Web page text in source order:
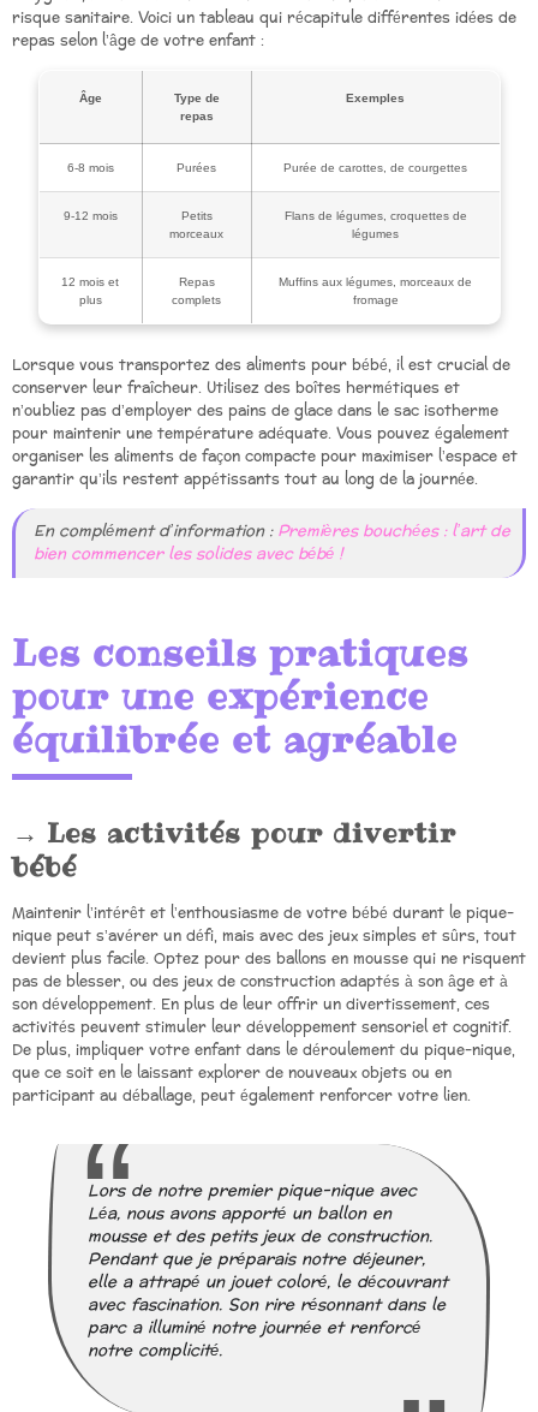
risque sanitaire. Voici un tableau qui récapitule différentes idées de
repas selon l’âge de votre enfant :
Âge
Type de
repas
Exemples
6-8 mois Purées Purée de carottes, de courgettes
9-12 mois
Petits
morceaux
Flans de légumes, croquettes de
légumes
12 mois et
plus
Repas
complets
Muffins aux légumes, morceaux de
fromage
Lorsque vous transportez des aliments pour bébé, il est crucial de
conserver leur fraîcheur. Utilisez des boîtes hermétiques et
n’oubliez pas d’employer des pains de glace dans le sac isotherme
pour maintenir une température adéquate. Vous pouvez également
organiser les aliments de façon compacte pour maximiser l’espace et
garantir qu’ils restent appétissants tout au long de la journée.
En complément d’information :Premières bouchées : l’art de
bien commencer les solides avec bébé !
Les conseils pratiques
pour une expérience
équilibrée et agréable
Les activités pour divertir
bébé
Maintenir l’intérêt et l’enthousiasme de votre bébé durant le pique-
nique peut s’avérer un défi, mais avec des jeux simples et sûrs, tout
devient plus facile. Optez pour des ballons en mousse qui ne risquent
pas de blesser, ou des jeux de construction adaptés à son âge et à
son développement. En plus de leur offrir un divertissement, ces
activités peuvent stimuler leur développement sensoriel et cognitif.
De plus, impliquer votre enfant dans le déroulement du pique-nique,
que ce soit en le laissant explorer de nouveaux objets ou en
participant au déballage, peut également renforcer votre lien.
Lors de notre premier pique-nique avec
Léa, nous avons apporté un ballon en
mousse et des petits jeux de construction.
Pendant que je préparais notre déjeuner,
elle a attrapé un jouet coloré, le découvrant
avec fascination. Son rire résonnant dans le
parc a illuminé notre journée et renforcé
notre complicité.